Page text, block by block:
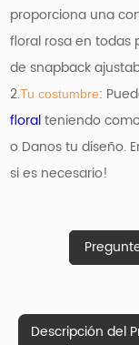
proporciona una
floral rosa en todas
de snapback
2.Tu costumbre:
floralteniendo
o Danos tu diseño.
si es necesario!
Descripción del